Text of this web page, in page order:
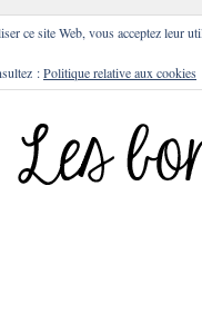
ce site Web, vous acceptez leur
:Politique relative aux cookies